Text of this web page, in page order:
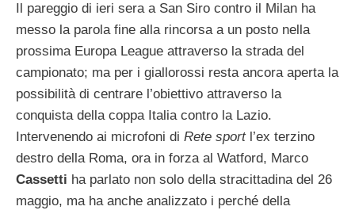
Il pareggio di ieri sera a San Siro contro il Milan ha
messo la parola fine alla rincorsa a un posto nella
prossima Europa League attraverso la strada del
campionato; ma per i giallorossi resta ancora aperta la
possibilità di centrare l’obiettivo attraverso la
conquista della coppa Italia contro la Lazio.
Intervenendo ai microfoni di Rete sportl’ex terzino
destro della Roma, ora in forza al Watford, Marco
Cassetti ha parlato non solo della stracittadina del 26
maggio, ma ha anche analizzato i perché della